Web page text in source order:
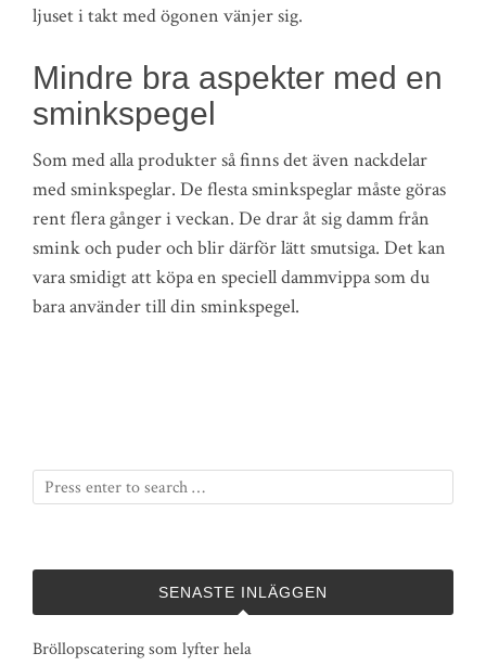
ljuset i takt med ögonen vänjer sig.
Mindre bra aspekter med en
sminkspegel
Som med alla produkter så finns det även nackdelar
med sminkspeglar. De flesta sminkspeglar måste göras
rent flera gånger i veckan. De drar åt sig damm från
smink och puder och blir därför lätt smutsiga. Det kan
vara smidigt att köpa en speciell dammvippa som du
bara använder till din sminkspegel.
SENASTE INLÄGGEN
Bröllopscatering som lyfter hela